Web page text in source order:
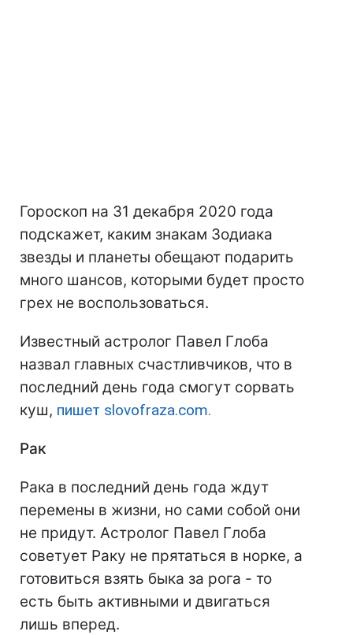
Гороскоп на 31 декабря 2020 года
подскажет, каким знакам Зодиака
звезды и планеты обещают подарить
много шансов, которыми будет просто
грех не воспользоваться.
Известный астролог Павел Глоба
назвал главных счастливчиков, что в
последний день года смогут сорвать
куш, пишет slovofraza.com.
Рак
Рака в последний день года ждут
перемены в жизни, но сами собой они
не придут. Астролог Павел Глоба
советует Раку не прятаться в норке, а
готовиться взять быка за рога - то
есть быть активными и двигаться
лишь вперед.